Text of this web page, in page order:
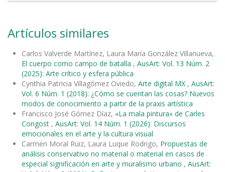
Artículos similares
Carlos Valverde Martínez, Laura María González Villanueva,
El cuerpo como campo de batalla , AusArt: Vol. 13 Núm. 2
(2025): Arte crítico y esfera pública
Cynthia Patricia Villagómez Oviedo, Arte digital MX , AusArt:
Vol. 6 Núm. 1 (2018): ¿Cómo se cuentan las cosas? Nuevos
modos de conocimiento a partir de la praxis artística
Francisco José Gómez Díaz, «La mala pintura» de Carles
Congost , AusArt: Vol. 14 Núm. 1 (2026): Discursos
emocionales en el arte y la cultura visual
Carmen Moral Ruiz, Laura Luque Rodrigo, Propuestas de
análisis conservativo no material o material en casos de
especial significación en arte y muralismo urbano , AusArt: